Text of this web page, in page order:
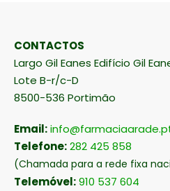
CONTACTOS
Largo Gil Eanes Edifício Gil
Lote B-r/c-D
8500-536 Portimão
Email:
Telefone:282 425 858
(Chamada para a rede fixa
Telemóvel:910 537 604